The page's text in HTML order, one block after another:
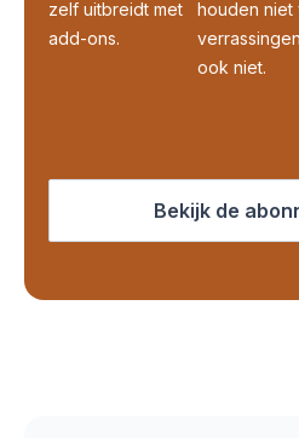
zelf uitbreidt met
add-ons.
houden niet
ook niet.
Bekijk de